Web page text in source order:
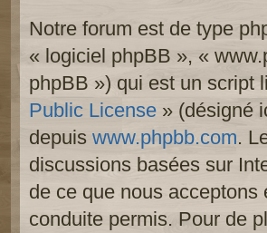
Notre forum est de type
« logiciel phpBB », «
phpBB ») qui est un script
Public License » (désigné
depuis www.phpbb.com.
discussions basées sur
de ce que nous acceptons
conduite permis. Pour de